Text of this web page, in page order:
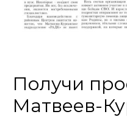
Получи
Матвеев-